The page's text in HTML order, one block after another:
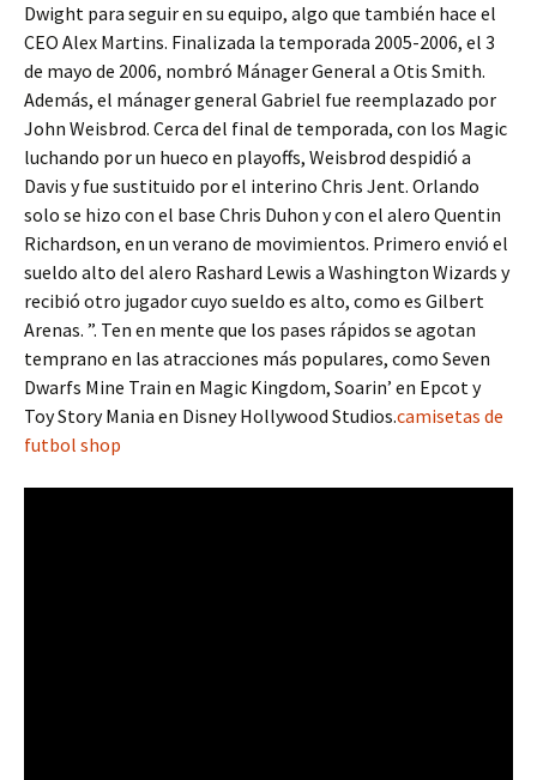
Dwight para seguir en su equipo, algo que también hace el
CEO Alex Martins. Finalizada la temporada 2005-2006, el 3
de mayo de 2006, nombró Mánager General a Otis Smith.
Además, el mánager general Gabriel fue reemplazado por
John Weisbrod. Cerca del final de temporada, con los Magic
luchando por un hueco en playoffs, Weisbrod despidió a
Davis y fue sustituido por el interino Chris Jent. Orlando
solo se hizo con el base Chris Duhon y con el alero Quentin
Richardson, en un verano de movimientos. Primero envió el
sueldo alto del alero Rashard Lewis a Washington Wizards y
recibió otro jugador cuyo sueldo es alto, como es Gilbert
Arenas. ”. Ten en mente que los pases rápidos se agotan
temprano en las atracciones más populares, como Seven
Dwarfs Mine Train en Magic Kingdom, Soarin’ en Epcot y
Toy Story Mania en Disney Hollywood Studios.camisetas de
futbol shop